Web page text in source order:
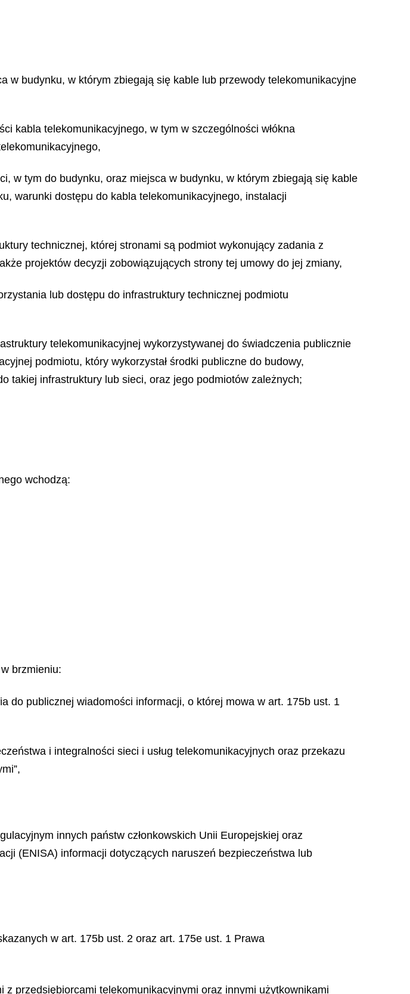
w budynku, w którym zbiegają się kable lub przewody telekomunikacyjne
kabla telekomunikacyjnego, w tym w szczególności włókna
w tym do budynku, oraz miejsca w budynku, w którym zbiegają się kable
warunki dostępu do kabla telekomunikacyjnego, instalacji
technicznej, której stronami są podmiot wykonujący zadania z
projektów decyzji zobowiązujących strony tej umowy do jej zmiany,
lub dostępu do infrastruktury technicznej podmiotu
telekomunikacyjnej wykorzystywanej do świadczenia publicznie
podmiotu, który wykorzystał środki publiczne do budowy,
takiej infrastruktury lub sieci, oraz jego podmiotów zależnych;
wchodzą:
brzmieniu:
do publicznej wiadomości informacji, o której mowa w art. 175b ust. 1
i integralności sieci i usług telekomunikacyjnych oraz przekazu
innych państw członkowskich Unii Europejskiej oraz
(ENISA) informacji dotyczących naruszeń bezpieczeństwa lub
w art. 175b ust. 2 oraz art. 175e ust. 1 Prawa
przedsiębiorcami telekomunikacyjnymi oraz innymi użytkownikami